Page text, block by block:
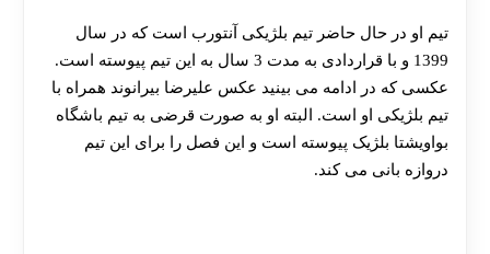
تیم او در حال حاضر تیم بلژیکی آنتورب است که در سال
1399 و با قراردادی به مدت 3 سال به این تیم پیوسته است.
عکسی که در ادامه می بینید عکس علیرضا بیرانوند همراه با
تیم بلژیکی او است. البته او به صورت قرضی به تیم باشگاه
بواویشتا بلژیک پیوسته است و این فصل را برای این تیم
دروازه بانی می کند.